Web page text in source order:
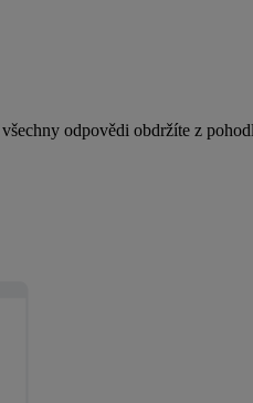
odpovědi obdržíte z